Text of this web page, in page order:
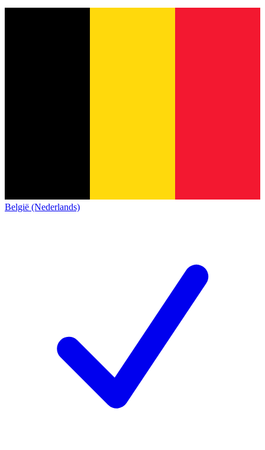
België (Nederlands)